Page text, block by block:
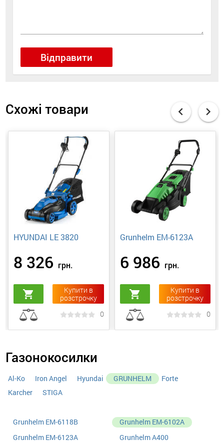
Відправити
Схожі товари chevron_left
HYUNDAI LE 3820
8 326 грн.
shopping_cart
Купити в
розстрочку
0
Grunhelm EM-6123A
6 986 грн.
shopping_cart
Купити в
розстрочку
0
chevron_right
Газонокосилки
Al-Ko Iron Angel Hyundai GRUNHELM
Forte
Karcher
STIGA
Grunhelm EM-6118B
Grunhelm EM-6102A
Grunhelm EM-6123A
Grunhelm A400